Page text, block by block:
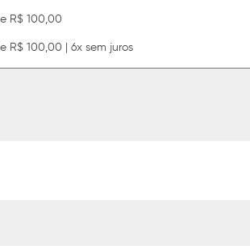
R$ 100,00
R$ 100,00 | 6x sem juros